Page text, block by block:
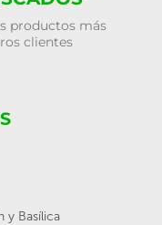
productos más
clientes
y Basílica